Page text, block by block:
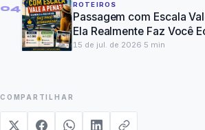
04 ROTEIROS
Passagem com Escala
Ela Realmente Faz Você
15 de jul. de 2026 5 min
COMPARTILHAR